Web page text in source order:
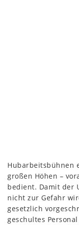
Hubarbeitsbühnen
großen Höhen –
bedient. Damit der
nicht zur Gefahr
gesetzlich
geschultes